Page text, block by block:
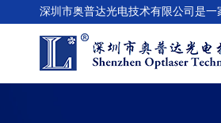
深圳市奥普达光电技术有限公司是一